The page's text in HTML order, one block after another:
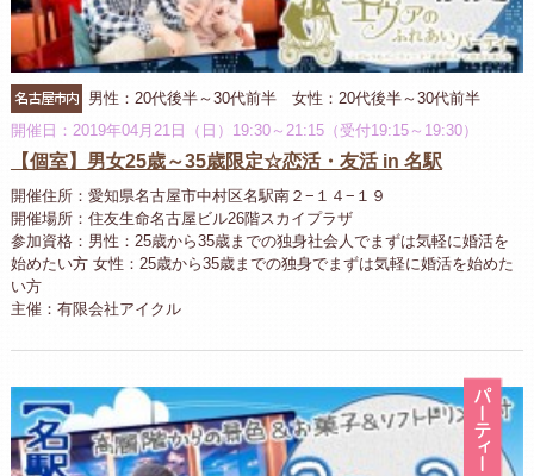
名古屋市内
男性：20代後半～30代前半 女性：20代後半～30代前半
開催日：2019年04月21日（日）19:30～21:15（受付19:15～19:30）
【個室】男女25歳～35歳限定☆恋活・友活 in 名駅
開催住所：愛知県名古屋市中村区名駅南２−１４−１９
開催場所：住友生命名古屋ビル26階スカイプラザ
参加資格：男性：25歳から35歳までの独身社会人でまずは気軽に婚活を
始めたい方 女性：25歳から35歳までの独身でまずは気軽に婚活を始めた
い方
主催：有限会社アイクル
パ